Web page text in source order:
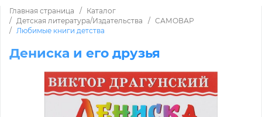
Главная страница
Каталог
Детская литература/Издательства
САМОВАР
Любимые книги детства
Дениска и его друзья